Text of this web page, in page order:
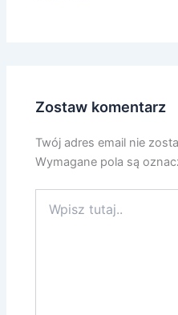
Zostaw komentarz
Twój adres email nie
Wymagane pola są
tutaj..